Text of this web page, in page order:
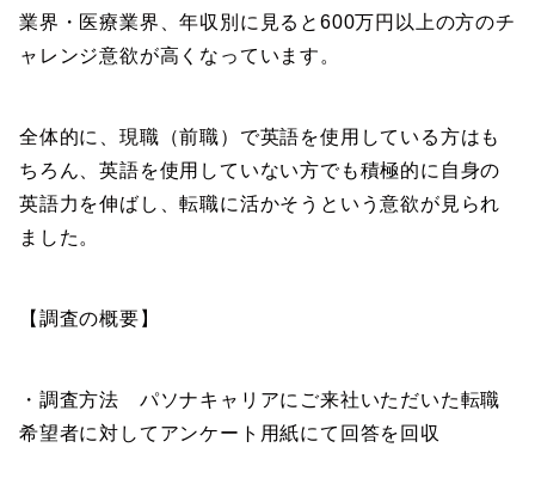
業界・医療業界、年収別に見ると600万円以上の方のチ
ャレンジ意欲が高くなっています。
全体的に、現職（前職）で英語を使用している方はも
ちろん、英語を使用していない方でも積極的に自身の
英語力を伸ばし、転職に活かそうという意欲が見られ
ました。
【調査の概要】
・調査方法 パソナキャリアにご来社いただいた転職
希望者に対してアンケート用紙にて回答を回収